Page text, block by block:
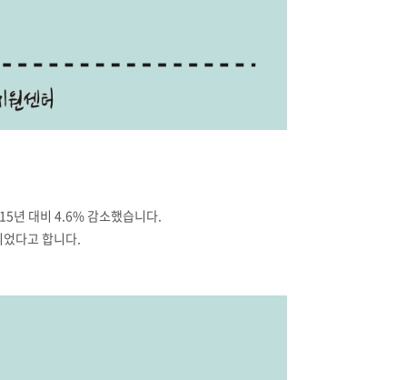
년 대비 4.6% 감소했습니다.
다고 합니다.